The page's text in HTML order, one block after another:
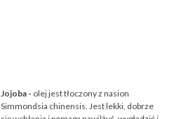
Jojoba - olej jest tłoczony z nasion
Simmondsia chinensis. Jest lekki, dobrze